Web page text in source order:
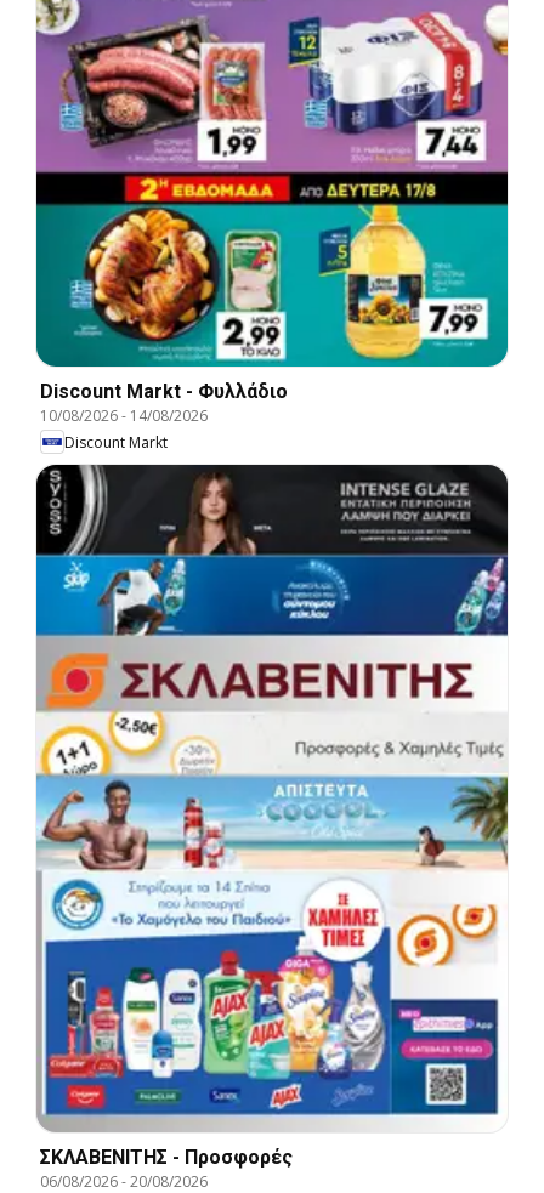
Discount Markt - Φυλλάδιο
10/08/2026- 14/08/2026
Discount Markt
ΣΚΛΑΒΕΝΙΤΗΣ - Προσφορές
06/08/2026-20/08/2026